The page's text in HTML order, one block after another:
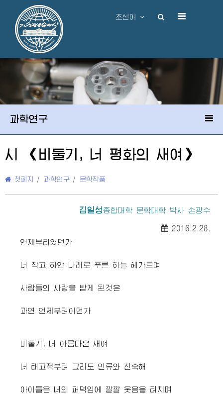
조선어
과학연구
시 《비둘기, 너 평화의 새여》
첫페지 / 과학연구 / 문학작품
김일성종합대학 문학대학 박사 손광수
2016.2.28.
언제부터였던가
너 작고 하얀 나래로 푸른 하늘 헤가르며
사람들의 사랑을 받게 된것은
과연 언제부터이던가
비둘기, 너 아름다운 새여
너 태고적부터 그리도 인류와 친숙해
아이들은 너의 퍼덕임에 깔깔 웃음을 터치며